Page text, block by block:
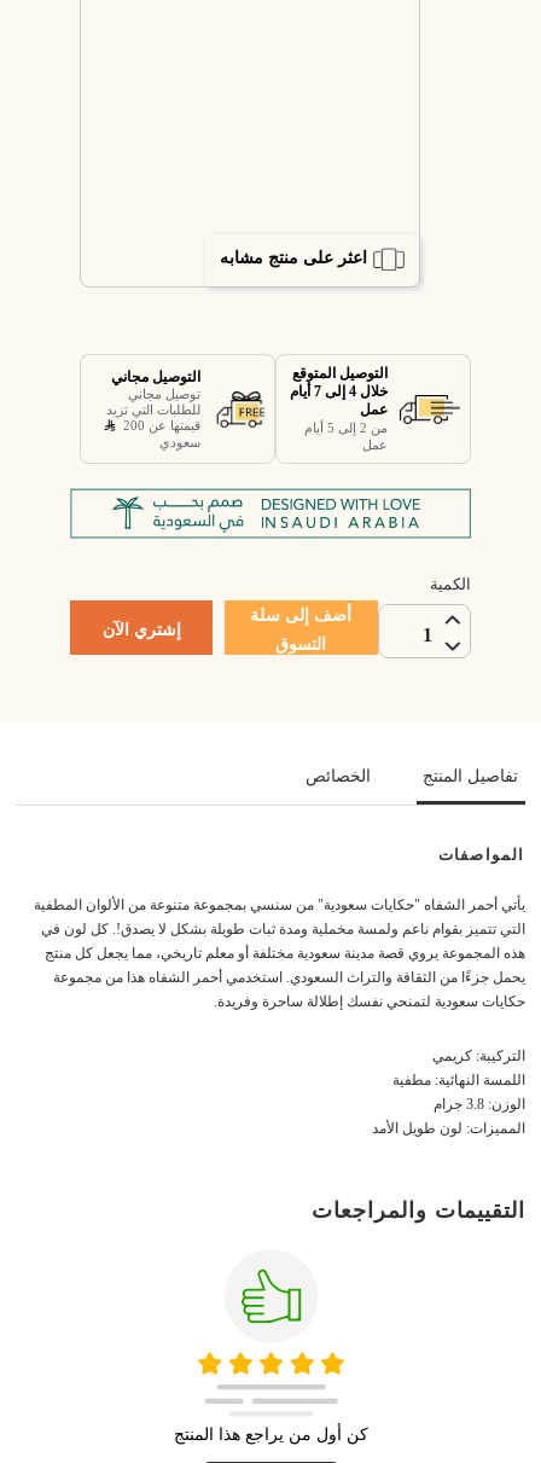
اعثر على منتج مشابه
التوصيل المتوقع
خلال 4 إلى 7 أيام
عمل
من 2 إلى 5 أيام
عمل
التوصيل مجاني
توصيل مجاني
للطلبات التي تزيد
قيمتها عن 200
سعودي
الكمية
1
أضف إلى سلة
التسوق
إشتري الآن
تفاصيل المنتج الخصائص
المواصفات
يأتي أحمر الشفاه "حكايات سعودية" من سنسي بمجموعة متنوعة من الألوان المطفية
التي تتميز بقوام ناعم ولمسة مخملية ومدة ثبات طويلة بشكل لا يصدق!. كل لون في
هذه المجموعة يروي قصة مدينة سعودية مختلفة أو معلم تاريخي، مما يجعل كل منتج
يحمل جزءًا من الثقافة والتراث السعودي. استخدمي أحمر الشفاه هذا من مجموعة
حكايات سعودية لتمنحي نفسك إطلالة ساحرة وفريدة.
التركيبة: كريمي
اللمسة النهائية: مطفية
الوزن: 3.8 جرام
المميزات: لون طويل الأمد
التقييمات والمراجعات
كن أول من يراجع هذا المنتج